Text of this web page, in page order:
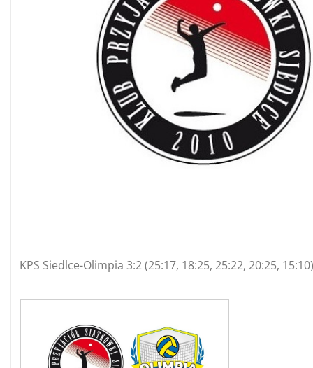
KPS Siedlce-Olimpia 3:2 (25:17, 18:25, 25:22, 20:25, 15:10)